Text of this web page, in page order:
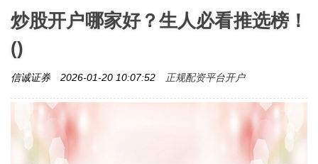
炒股开户哪家好？生人必看推选榜！
()
信诚证券 2026-01-20 10:07:52 正规配资平台开户